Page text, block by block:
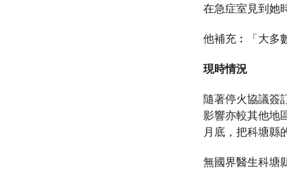
在急症室見到她
他補充︰「大多
現時情況
隨著停火協議簽
影響亦較其他地
月底，把科塘縣
無國界醫生科塘